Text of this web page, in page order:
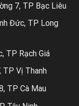
7, TP Bạc Liêu
Đức, TP Long
TP Rạch Giá
TP Vị Thanh
TP Cà Mau